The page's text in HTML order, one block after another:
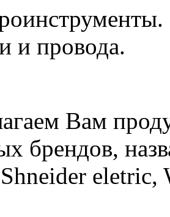
и провода.
Вам
брендов,